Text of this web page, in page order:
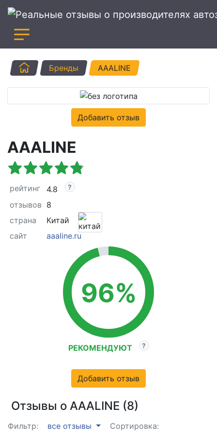
ГлавнаяБренды AAALINE
Добавить отзыв
AAALINE
рейтинг
4.8
отзывов 8
страна
Китай
сайт
aaaline.ru
96%
РЕКОМЕНДУЮТ
Добавить отзыв
Отзывы о AAALINE (8)
Фильтр: все отзывы
Сортировка: